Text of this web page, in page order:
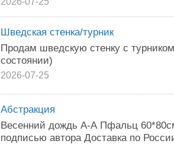
Шведская стенка/турник
Продам шведскую стенку с
состоянии)
2026-07-25
Абстракция
Весенний дождь А-А Пфальц
подписью автора Доставка по